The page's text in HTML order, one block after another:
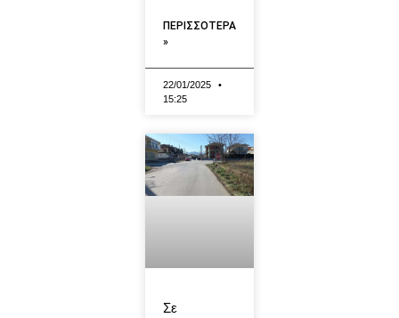
ΠΕΡΙΣΣΟΤΕΡΑ
»
22/01/2025
15:25
Σε